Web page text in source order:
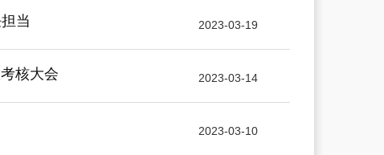
当 2023-03-19
核大会 2023-03-14
2023-03-10